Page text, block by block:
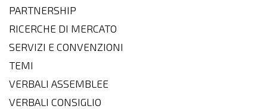
PARTNERSHIP
RICERCHE DI MERCATO
SERVIZI E CONVENZIONI
TEMI
VERBALI ASSEMBLEE
VERBALI CONSIGLIO